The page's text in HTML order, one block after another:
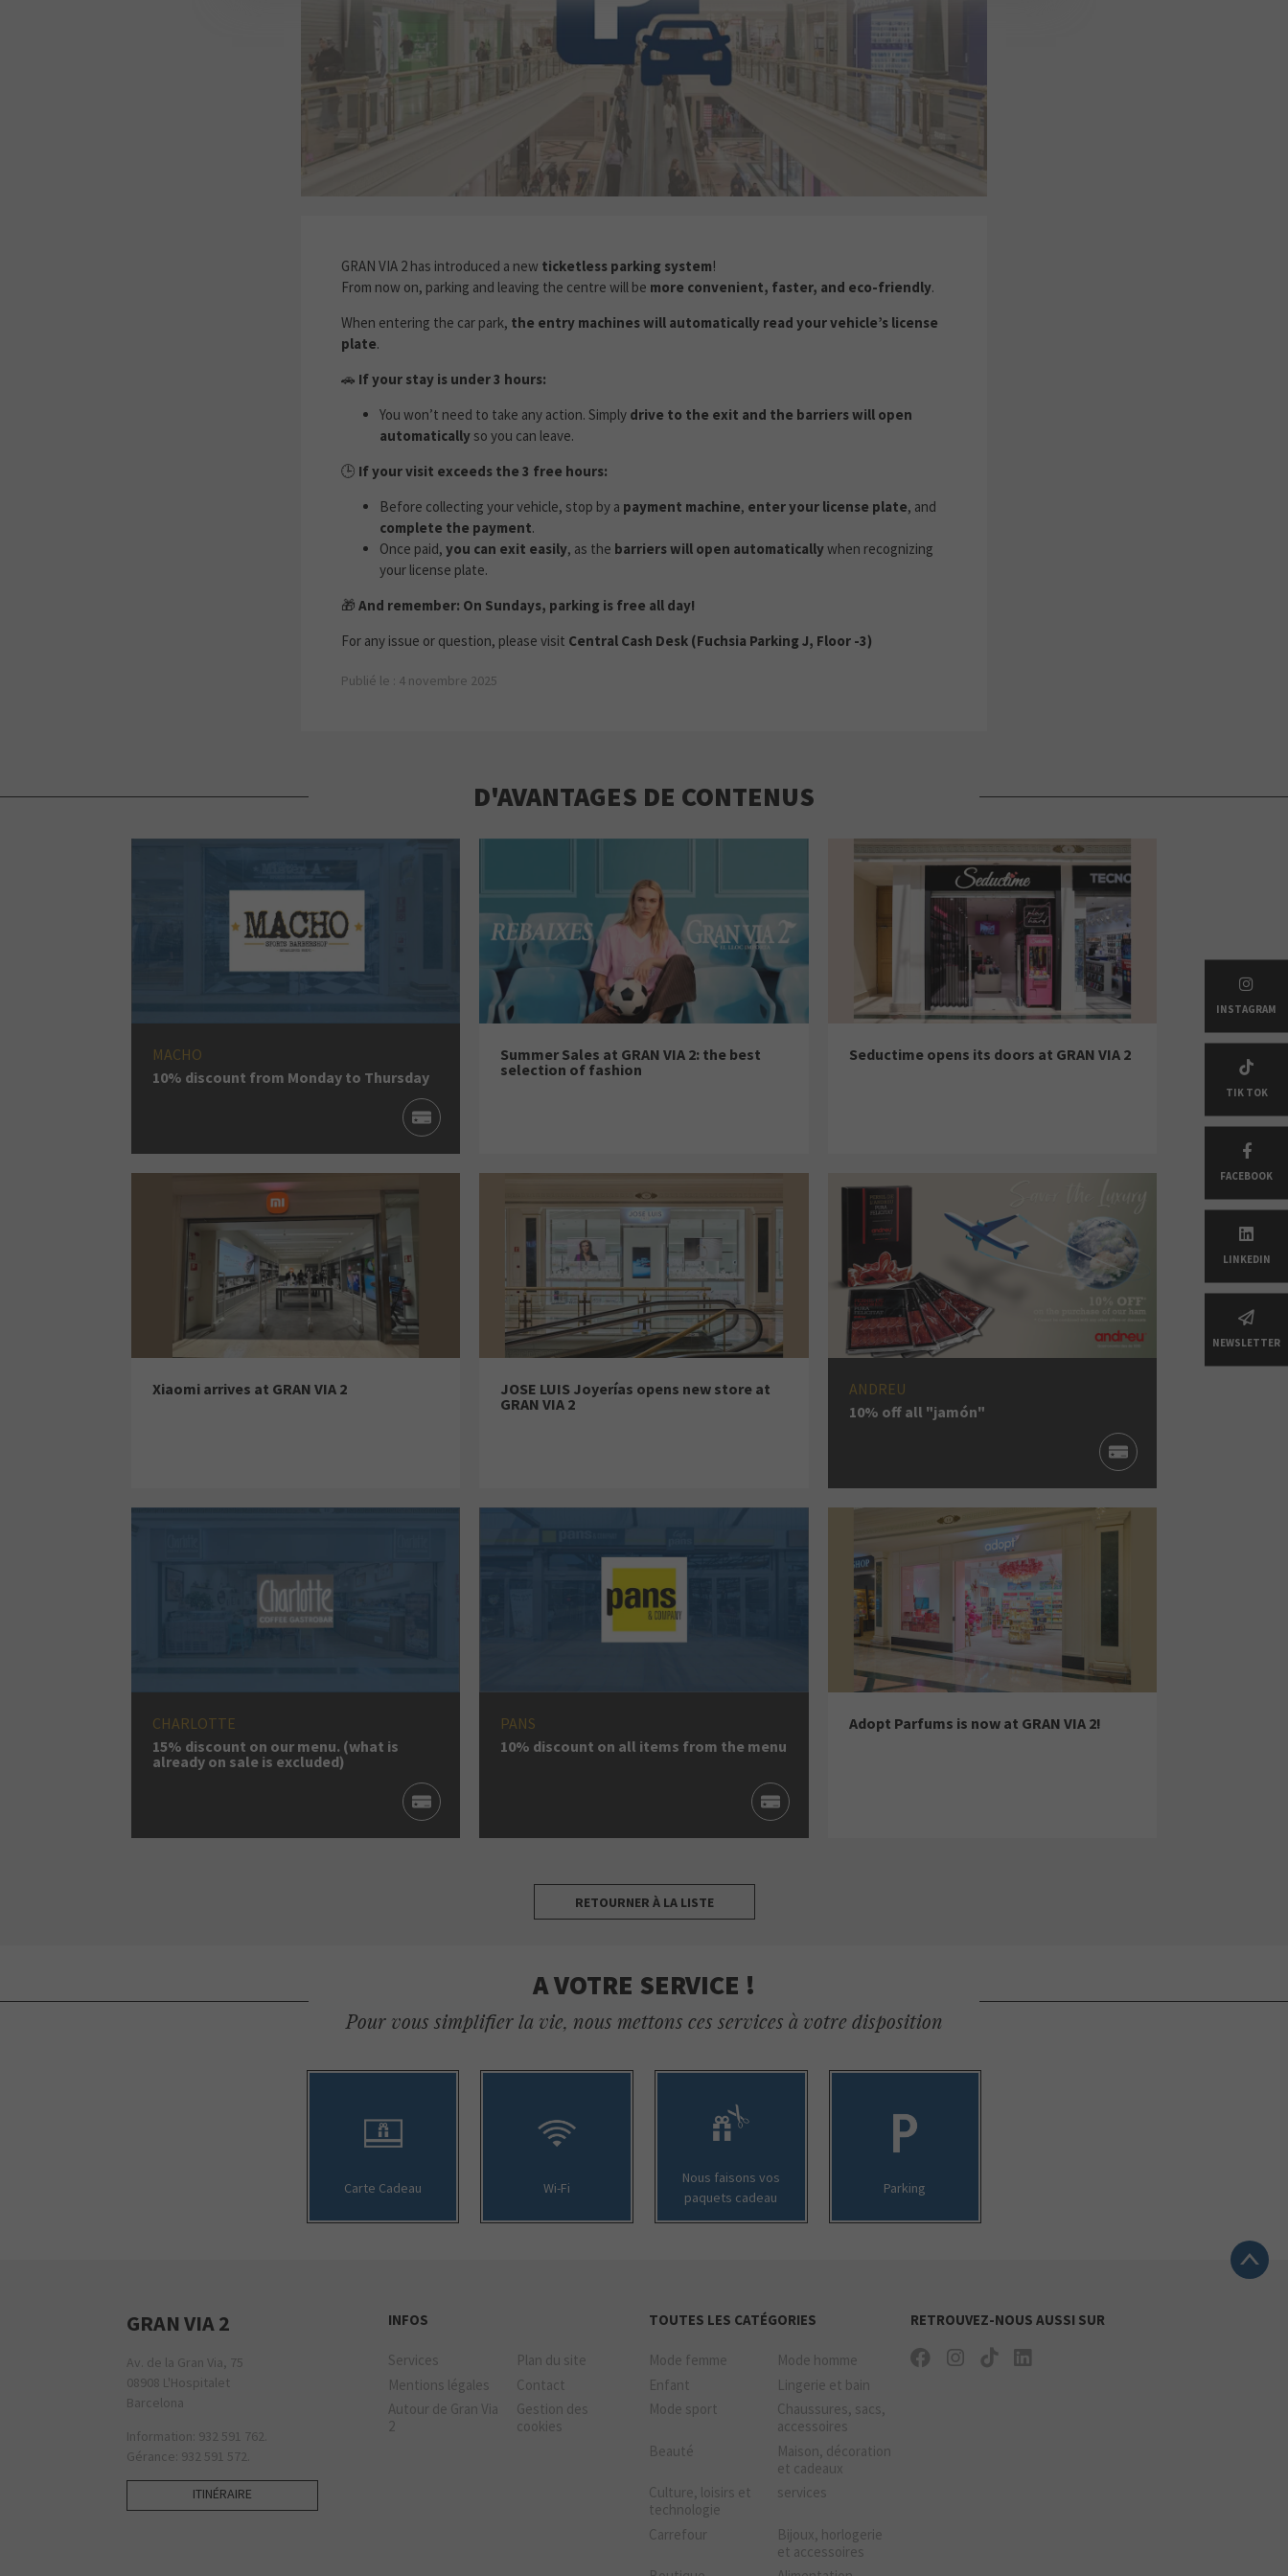
NEW TICKETLESS PARKING SYSTEM AT GRAN VIA 2
GRAN VIA 2 has introduced a new ticketless parking system!
From now on, parking and leaving the centre will be more convenient, faster, and eco-friendly.
When entering the car park, the entry machines will automatically read your vehicle’s license
plate.
🚗 If your stay is under 3 hours:
You won’t need to take any action. Simply drive to the exit and the barriers will open
automaticallyso you can leave.
🕒 If your visit exceeds the 3 free hours:
Before collecting your vehicle, stop by a payment machine, enter your license plate, and
complete the payment.
Once paid, you can exit easily, as the barriers will open automaticallywhen recognizing
your license plate.
🎁 And remember: On Sundays, parking is free all day!
For any issue or question, please visit Central Cash Desk (Fuchsia Parking J, Floor -3)
Publié le : 4 novembre 2025
D'AVANTAGES DE CONTENUS
MACHO
10% discount from Monday to Thursday
Summer Sales at GRAN VIA 2: the best
selection of fashion
Seductime opens its doors at GRAN VIA 2
Xiaomi arrives at GRAN VIA 2
JOSE LUIS Joyerías opens new store at
GRAN VIA 2
ANDREU
10% off all "jamón"
CHARLOTTE
15% discount on our menu. (what is
already on sale is excluded)
PANS
10% discount on all items from the menu
Adopt Parfums is now at GRAN VIA 2!
RETOURNER À LA LISTE
A VOTRE SERVICE !
Pour vous simplifier la vie, nous mettons ces services à votre disposition
Carte Cadeau Wi-Fi
Nous faisons vos
paquets cadeau
Parking
INSTAGRAM
TIK TOK
FACEBOOK
LINKEDIN
NEWSLETTER
GRAN VIA 2
Av. de la Gran Via, 75
08908 L'Hospitalet
Barcelona
Information: 932 591 762.
Gérance: 932 591 572.
ITINÉRAIRE
INFOS
Services
Plan du site
Mentions légales
Contact
Autour de Gran Via
2
Gestion des
cookies
TOUTES LES CATÉGORIES
Mode femme
Mode homme
Enfant
Lingerie et bain
Mode sport
Chaussures, sacs,
accessoires
Beauté
Maison, décoration
et cadeaux
Culture, loisirs et
technologie
services
Carrefour
Bijoux, horlogerie
et accessoires
RETROUVEZ-NOUS AUSSI SUR